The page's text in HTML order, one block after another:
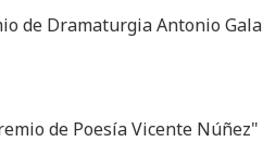
de Dramaturgia Antonio
de Poesía Vicente Núñez"